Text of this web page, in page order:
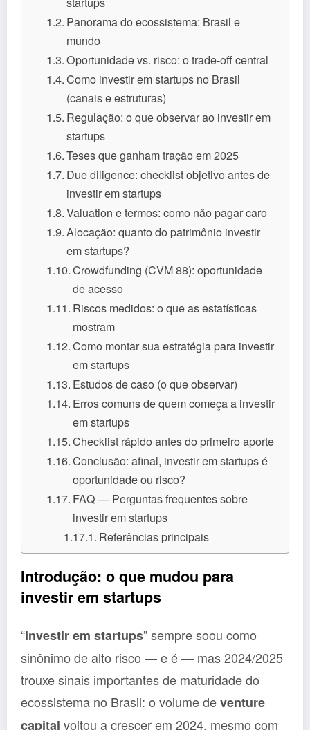
Panorama do ecossistema: Brasil e
mundo
Oportunidade vs. risco: o trade-off central
Como investir em startups no Brasil
(canais e estruturas)
Regulação: o que observar ao investir em
startups
Teses que ganham tração em 2025
Due diligence: checklist objetivo antes de
investir em startups
Valuation e termos: como não pagar caro
Alocação: quanto do patrimônio investir
em startups?
Crowdfunding (CVM 88): oportunidade
de acesso
Riscos medidos: o que as estatísticas
mostram
Como montar sua estratégia para investir
em startups
Estudos de caso (o que observar)
Erros comuns de quem começa a investir
em startups
Checklist rápido antes do primeiro aporte
Conclusão: afinal, investir em startups é
oportunidade ou risco?
FAQ — Perguntas frequentes sobre
investir em startups
Referências principais
Introdução: o que mudou para
investir em startups
“Investir em startups” sempre soou como
sinônimo de alto risco — e é — mas 2024/2025
trouxe sinais importantes de maturidade do
ecossistema no Brasil: o volume deventure
capital voltou a crescer em 2024, mesmo com